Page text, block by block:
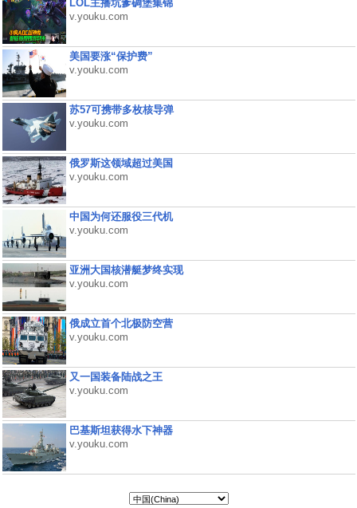
LOL主播坑爹碉堡集锦
v.youku.com
美国要涨“保护费”
v.youku.com
苏57可携带多枚核导弹
v.youku.com
俄罗斯这领域超过美国
v.youku.com
中国为何还服役三代机
v.youku.com
亚洲大国核潜艇梦终实现
v.youku.com
俄成立首个北极防空营
v.youku.com
又一国装备陆战之王
v.youku.com
巴基斯坦获得水下神器
v.youku.com